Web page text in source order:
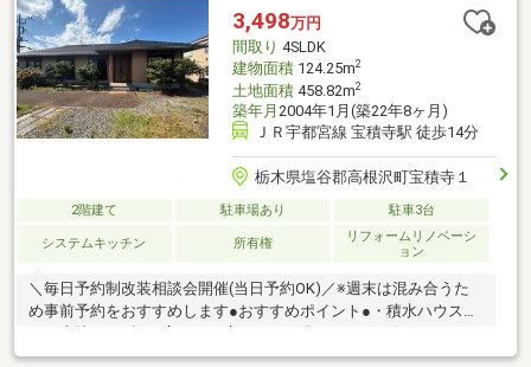
営業活動をしておりません！お問い合わせは、電話・メールどち
らでもOK！まずは、お気軽にお問い合わせください☆
3,498万円
間取り 4SLDK
建物面積124.25m2
土地面積458.82m2
築年月 2004年1月(築22年8ヶ月)
ＪＲ宇都宮線 宝積寺駅 徒歩14分
栃木県塩谷郡高根沢町宝積寺１
2階建て 駐車場あり 駐車3台
システムキッチン 所有権
リフォームリノベーシ
ョン
＼毎日予約制改装相談会開催(当日予約OK)／※週末は混み合うた
め事前予約をおすすめします●おすすめポイント●・積水ハウス施
て人気の平屋♪・軽量鉄骨造なので、地震に強い・カーポート2台